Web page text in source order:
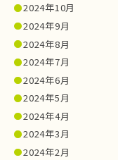
2024年10月
2024年9月
2024年8月
2024年7月
2024年6月
2024年5月
2024年4月
2024年3月
2024年2月